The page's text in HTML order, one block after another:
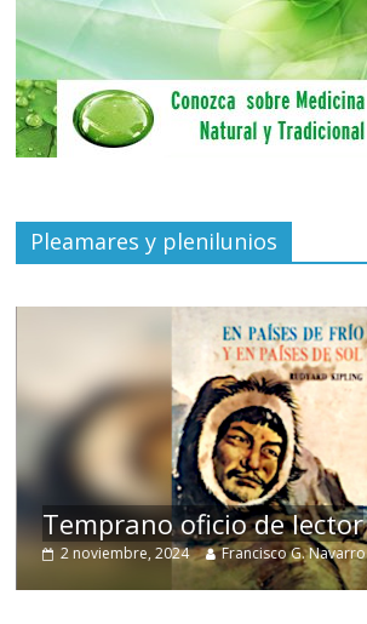
Pleamares y plenilunios
Temprano oficio de lector
2 noviembre, 2024 Francisco G. Navarro